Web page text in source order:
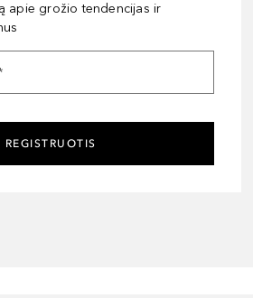
apie grožio tendencijas ir
REGISTRUOTIS